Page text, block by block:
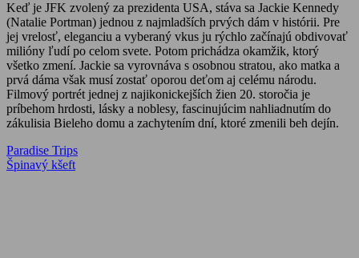
Keď je JFK zvolený za prezidenta USA, stáva sa Jackie Kennedy
(Natalie Portman) jednou z najmladších prvých dám v histórii. Pre
jej vrelosť, eleganciu a vyberaný vkus ju rýchlo začínajú obdivovať
milióny ľudí po celom svete. Potom prichádza okamžik, ktorý
všetko zmení. Jackie sa vyrovnáva s osobnou stratou, ako matka a
prvá dáma však musí zostať oporou deťom aj celému národu.
Filmový portrét jednej z najikonickejších žien 20. storočia je
príbehom hrdosti, lásky a noblesy, fascinujúcim nahliadnutím do
zákulisia Bieleho domu a zachytením dní, ktoré zmenili beh dejín.
Navigácia
v
Previous
Post:
Paradise Trips
Next
Špinavý kšeft